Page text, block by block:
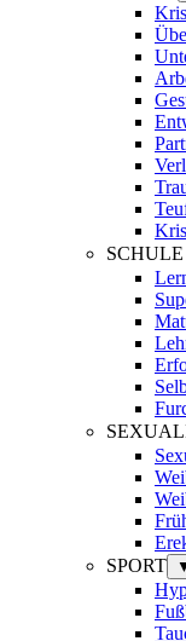
SPORT